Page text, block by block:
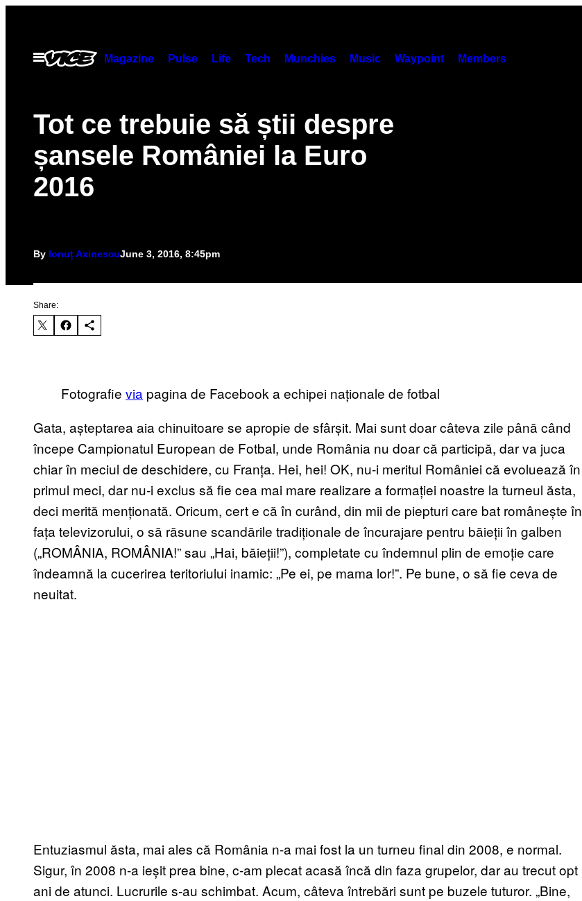
contentOpen
Menu
Magazine Pulse Life Tech Munchies Music Waypoint Members
Tot ce trebuie să știi despre
șansele României la Euro
2016
By Ionuț AxinescuJune 3, 2016, 8:45pm
Share:
Fotografie via pagina de Facebook a echipei naționale de fotbal
Gata, așteptarea aia chinuitoare se apropie de sfârșit. Mai sunt doar câteva zile până când
începe Campionatul European de Fotbal, unde România nu doar că participă, dar va juca
chiar în meciul de deschidere, cu Franța. Hei, hei! OK, nu-i meritul României că evoluează în
primul meci, dar nu-i exclus să fie cea mai mare realizare a formației noastre la turneul ăsta,
deci merită menționată. Oricum, cert e că în curând, din mii de piepturi care bat românește în
fața televizorului, o să răsune scandările tradiționale de încurajare pentru băieții în galben
(„ROMÂNIA, ROMÂNIA!” sau „Hai, băieții!”), completate cu îndemnul plin de emoție care
îndeamnă la cucerirea teritoriului inamic: „Pe ei, pe mama lor!”. Pe bune, o să fie ceva de
neuitat.
Entuziasmul ăsta, mai ales că România n-a mai fost la un turneu final din 2008, e normal.
Sigur, în 2008 n-a ieșit prea bine, c-am plecat acasă încă din faza grupelor, dar au trecut opt
ani de atunci. Lucrurile s-au schimbat. Acum, câteva întrebări sunt pe buzele tuturor. „Bine,